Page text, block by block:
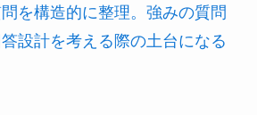
を構造的に整理。強みの質問
設計を考える際の土台になる